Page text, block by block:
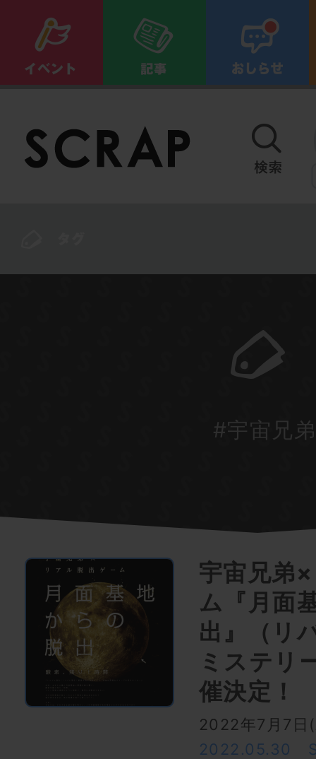
#宇宙兄弟
宇宙兄弟
ム『月面
出』（リ
ミステリ
催決定！
2022年7月7日
2022.05.30